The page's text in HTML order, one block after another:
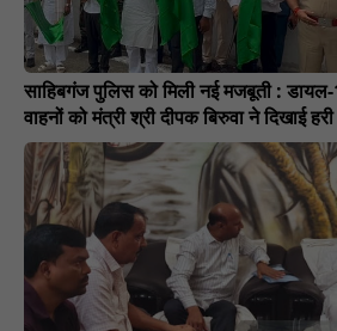
साहिबगंज पुलिस को मिली नई मजबूती :
वाहनों को मंत्री श्री दीपक बिरुवा ने दिखाई